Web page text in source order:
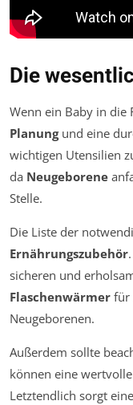
Die
Wenn ein Baby in die
Planungund eine
wichtigen Utensilien
da Neugeborene
Stelle.
Die Liste der
Ernährungszubehör
sicheren und
Flaschenwärmer für
Neugeborenen.
Außerdem sollte
können eine
Letztendlich sorgt